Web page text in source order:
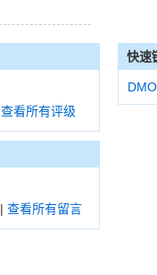
查看所有评级
| 查看所有留言
快速